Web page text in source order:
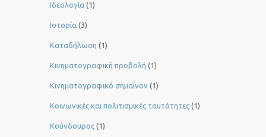
Ιδεολογία (1)
Ιστορία (3)
Καταδήλωση (1)
Κινηματογραφική προβολή (1)
Κινηματογραφικό σημαίνον (1)
Κοινωνικές και πολιτισμικές ταυτότητες (1)
Κούνδουρος (1)